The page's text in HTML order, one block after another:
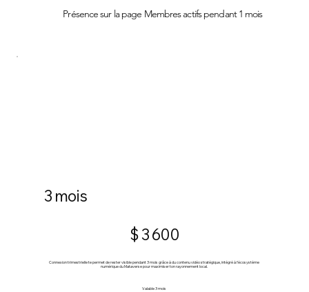
Présence sur la page Membres actifs pendant 1 mois
3 mois
$3 600
Connexion trimestrielle te permet de rester visible pendant 3 mois grâce à du contenu vidéo stratégique, intégré à l’écosystème
numérique du Mataverse pour maximiser ton rayonnement local.
Valable 3 mois